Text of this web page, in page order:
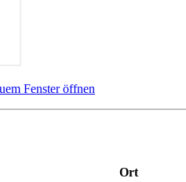
Fenster öffnen
Ort